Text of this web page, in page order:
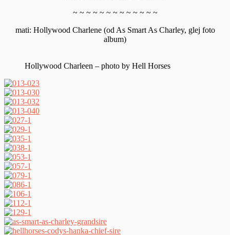
~ ~ ~ ~ ~ ~ ~ ~ ~ ~ ~ ~ ~
mati: Hollywood Charlene (od As Smart As Charley, glej foto
album)
Hollywood Charleen – photo by Hell Horses